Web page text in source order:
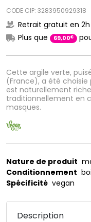
Cette argile verte,
(France), a été choisie
est naturellement
traditionnellement en
masques.
CODE CIP: 3283950929318
Retrait gratuit en
Plus que
69,00€
Nature de produit
Conditionnement
Spécificité vegan
Description